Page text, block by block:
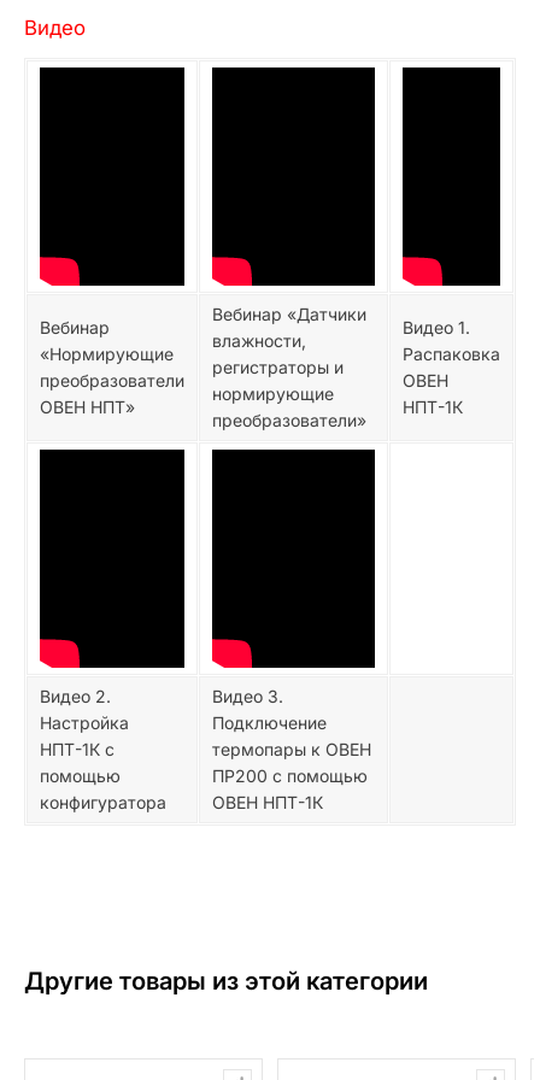
Видео
Вебинар
«Нормирующие
преобразователи
ОВЕН НПТ»
Вебинар «Датчики
влажности,
регистраторы и
нормирующие
преобразователи»
Видео 1.
Распаковка
ОВЕН
НПТ-1К
Видео 2.
Настройка
НПТ-1К с
помощью
конфигуратора
Видео 3.
Подключение
термопары к ОВЕН
ПР200 с помощью
ОВЕН НПТ-1К
Другие товары из этой категории